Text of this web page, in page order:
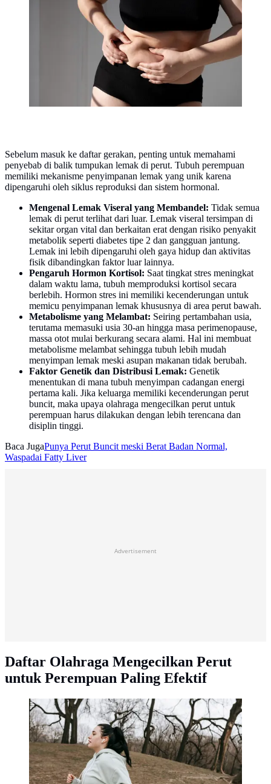
dalam perut dan membungkus organ penting seperti
hati, usus, hingga lambung. [Dok/freepik]
Sebelum masuk ke daftar gerakan, penting untuk memahami
penyebab di balik tumpukan lemak di perut. Tubuh perempuan
memiliki mekanisme penyimpanan lemak yang unik karena
dipengaruhi oleh siklus reproduksi dan sistem hormonal.
Mengenal Lemak Viseral yang Membandel: Tidak semua
lemak di perut terlihat dari luar. Lemak viseral tersimpan di
sekitar organ vital dan berkaitan erat dengan risiko penyakit
metabolik seperti diabetes tipe 2 dan gangguan jantung.
Lemak ini lebih dipengaruhi oleh gaya hidup dan aktivitas
fisik dibandingkan faktor luar lainnya.
Pengaruh Hormon Kortisol: Saat tingkat stres meningkat
dalam waktu lama, tubuh memproduksi kortisol secara
berlebih. Hormon stres ini memiliki kecenderungan untuk
memicu penyimpanan lemak khususnya di area perut bawah.
Metabolisme yang Melambat: Seiring pertambahan usia,
terutama memasuki usia 30-an hingga masa perimenopause,
massa otot mulai berkurang secara alami. Hal ini membuat
metabolisme melambat sehingga tubuh lebih mudah
menyimpan lemak meski asupan makanan tidak berubah.
Faktor Genetik dan Distribusi Lemak: Genetik
menentukan di mana tubuh menyimpan cadangan energi
pertama kali. Jika keluarga memiliki kecenderungan perut
buncit, maka upaya olahraga mengecilkan perut untuk
perempuan harus dilakukan dengan lebih terencana dan
disiplin tinggi.
Baca JugaPunya Perut Buncit meski Berat Badan Normal,
Waspadai Fatty Liver
Advertisement
Daftar Olahraga Mengecilkan Perut
untuk Perempuan Paling Efektif